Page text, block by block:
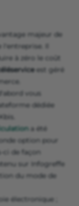
majeur de
Il
à zéro le coût
est géré
vous
dédiée
a été
option pour
ci de façon
sur Infogreffe
du mode de
électronique ;